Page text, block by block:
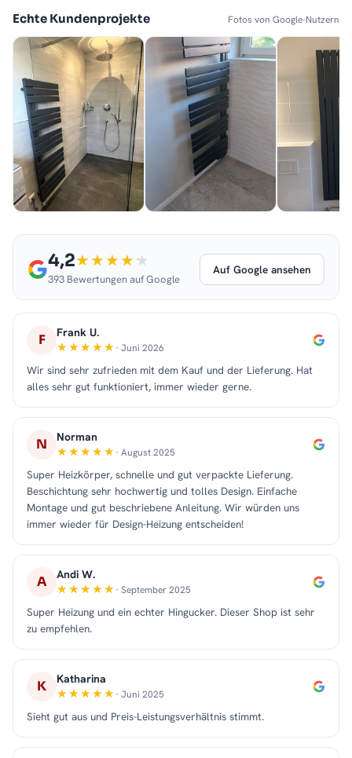
Echte Kundenprojekte Fotos von Google-Nutzern
4,2
393 Bewertungen auf Google
Auf Google ansehen
F Frank U.
· Juni 2026
Wir sind sehr zufrieden mit dem Kauf und der Lieferung. Hat
alles sehr gut funktioniert, immer wieder gerne.
N Norman
· August 2025
Super Heizkörper, schnelle und gut verpackte Lieferung.
Beschichtung sehr hochwertig und tolles Design. Einfache
Montage und gut beschriebene Anleitung. Wir würden uns
immer wieder für Design-Heizung entscheiden!
A Andi W.
· September 2025
Super Heizung und ein echter Hingucker. Dieser Shop ist sehr
zu empfehlen.
K Katharina
· Juni 2025
Sieht gut aus und Preis-Leistungsverhältnis stimmt.